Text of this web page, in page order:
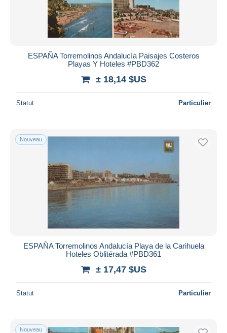
ESPAÑA Torremolinos Andalucía Paisajes Costeros
Playas Y Hoteles #PBD362
± 18,14 $US
Statut Particulier
Nouveau
ESPAÑA Torremolinos Andalucía Playa de la Carihuela
Hoteles Oblitérada #PBD361
± 17,47 $US
Statut Particulier
Nouveau